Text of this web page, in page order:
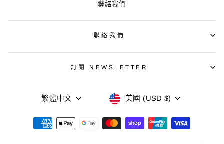
聯絡我們
聯絡我們
訂閱 NEWSLETTER
語
言
繁體中文
貨
幣
美國 (USD $)